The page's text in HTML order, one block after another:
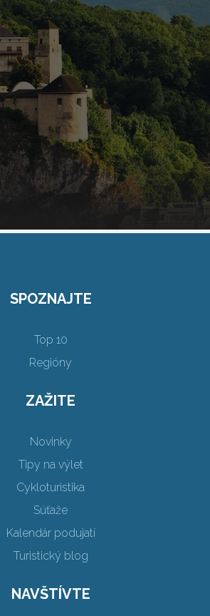
SPOZNAJTE
Top 10
Regióny
ZAŽITE
Novinky
Tipy na výlet
Cykloturistika
Súťaže
Kalendár podujatí
Turistický blog
NAVŠTÍVTE